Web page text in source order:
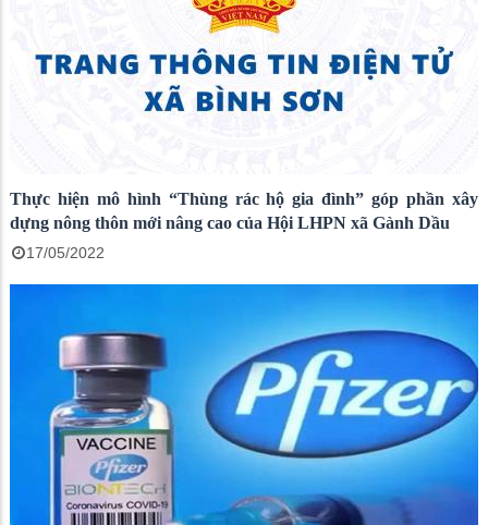
Thực hiện mô hình “Thùng rác hộ gia đình” góp phần xây
dựng nông thôn mới nâng cao của Hội LHPN xã Gành Dầu
17/05/2022